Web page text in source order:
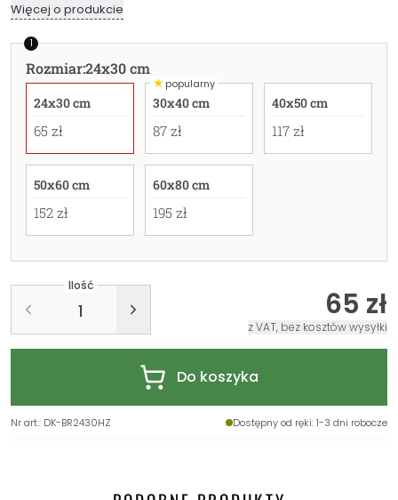
Więcej o produkcie
1
Rozmiar:24x30 cm
24x30 cm
65 zł
★popularny
30x40 cm
87 zł
40x50 cm
117 zł
50x60 cm
152 zł
60x80 cm
195 zł
Ilość
65 zł
z VAT, bez kosztów wysyłki
Do koszyka
Nr art.: DK-BR2430HZ Dostępny od ręki: 1-3 dni robocze